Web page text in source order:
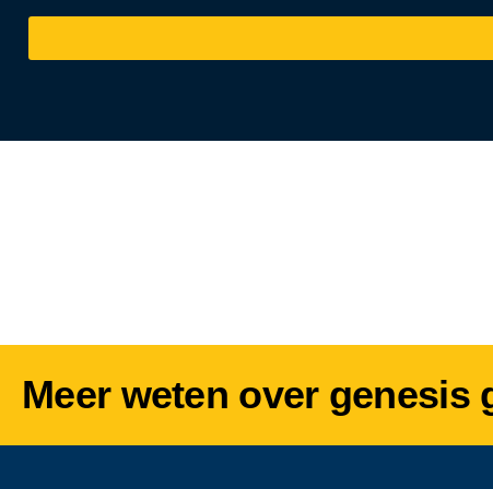
Meer weten over genesis